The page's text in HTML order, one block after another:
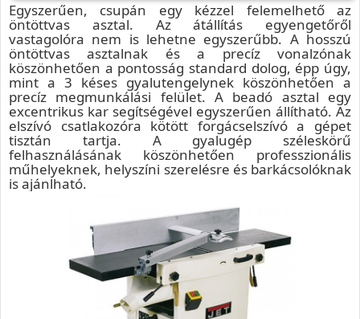
Egyszerűen, csupán egy kézzel felemelhető az
öntöttvas asztal. Az átállítás egyengetőről
vastagolóra nem is lehetne egyszerűbb. A hosszú
öntöttvas asztalnak és a precíz vonalzónak
köszönhetően a pontosság standard dolog, épp úgy,
mint a 3 késes gyalutengelynek köszönhetően a
precíz megmunkálási felület. A beadó asztal egy
excentrikus kar segítségével egyszerűen állítható. Az
elszívó csatlakozóra kötött forgácselszívó a gépet
tisztán tartja. A gyalugép széleskörű
felhasználásának köszönhetően professzionális
műhelyeknek, helyszíni szerelésre és barkácsolóknak
is ajánlható.